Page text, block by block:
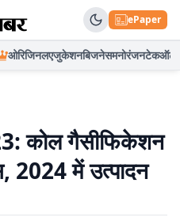
ePaper
ओरिजिनलएजुकेशनबिजनेसमनोरंजनटेकऑटो
कोल गैसीफिकेशन
2024 में उत्पादन